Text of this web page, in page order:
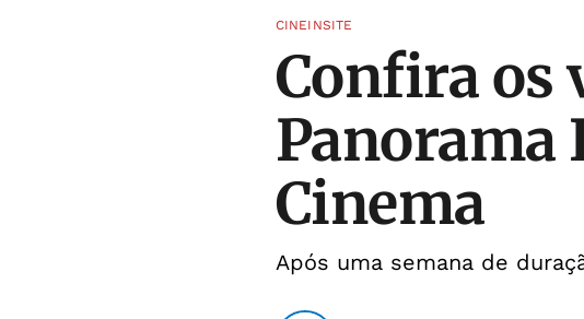
CINEINSITE
Confira os
Panorama
Cinema
Após uma semana de